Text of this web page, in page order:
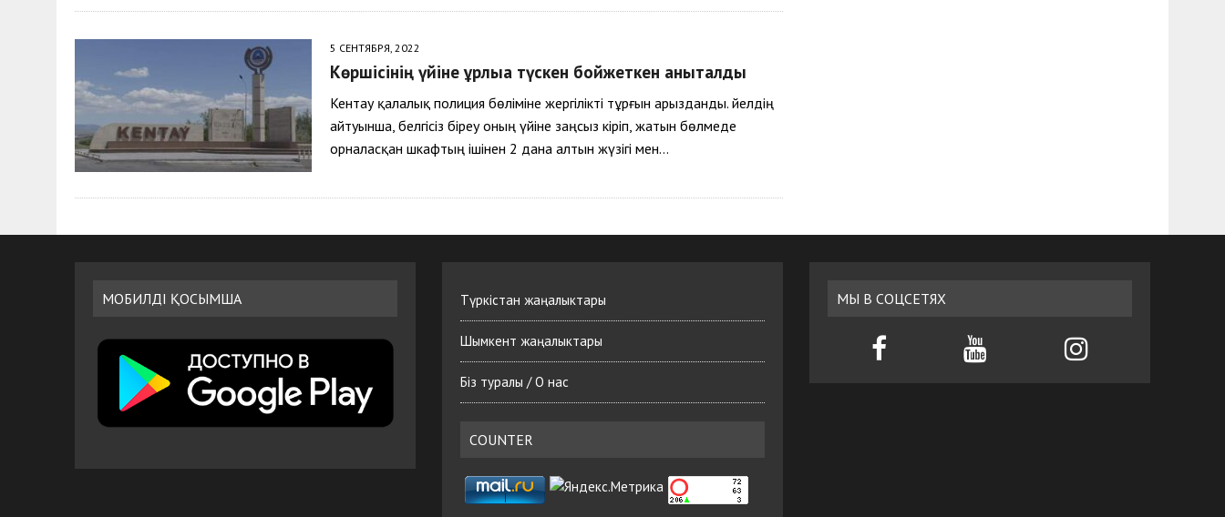
5 СЕНТЯБРЯ, 2022
Көршісінің үйіне ұрлыққа түскен бойжеткен анықталды
Кентау қалалық полиция бөліміне жергілікті тұрғын арызданды. Әйелдің
айтуынша, белгісіз біреу оның үйіне заңсыз кіріп, жатын бөлмеде
орналасқан шкафтың ішінен 2 дана алтын жүзігі мен…
МОБИЛДІ ҚОСЫМША Түркістан жаңалыктары
Шымкент жаңалыктары
Біз туралы / О нас
COUNTER
МЫ В СОЦСЕТЯХ